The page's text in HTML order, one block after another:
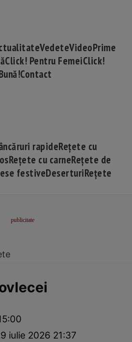
VedeteVideoPrime
Click! Pentru FemeiClick!
Contact
rapideRețete cu
Rețete cu carneRețete de
festiveDeserturiRețete
iulie 2026 21:37